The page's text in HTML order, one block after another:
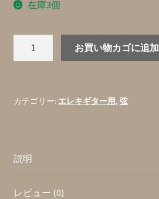
在庫3個
ス
ス
(イ
お買い物カゴに追加
カテゴリー: エレキギター用, 弦
説明
レビュー (0)